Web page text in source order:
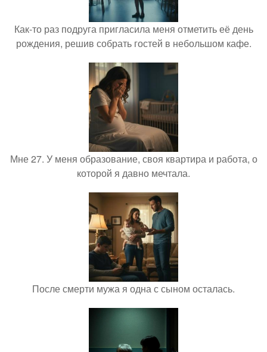
Как-то раз подруга пригласила меня отметить её день
рождения, решив собрать гостей в небольшом кафе.
Мне 27. У меня образование, своя квартира и работа, о
которой я давно мечтала.
После смерти мужа я одна с сыном осталась.